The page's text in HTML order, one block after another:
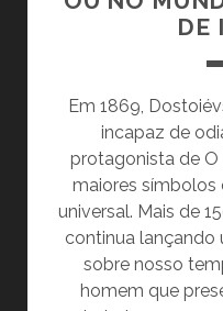
DE
Em 1869,
incapaz de
protagonista de
maiores símbolos
universal. Mais de
continua lançando
sobre nosso
homem que